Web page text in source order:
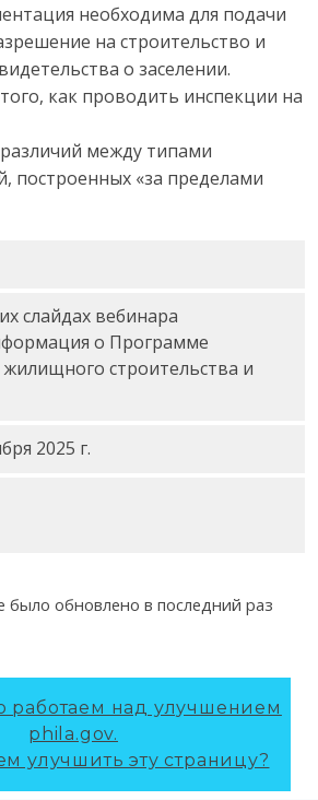
необходима для подачи
на строительство и
о заселении.
как проводить инспекции на
между типами
построенных «за пределами
вебинара по промышленному
слайдах вебинара
о Программе
строительства и
2025 г.
было обновлено в последний раз
работаем над улучшением
phila.gov.
улучшить эту страницу?